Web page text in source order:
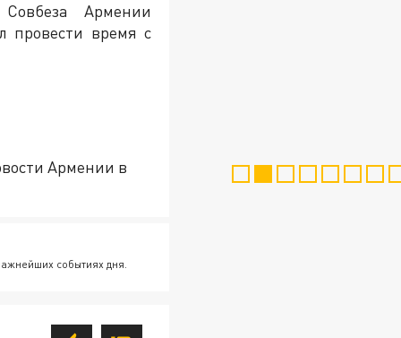
Армении
провести время с
Армении в
событиях дня.